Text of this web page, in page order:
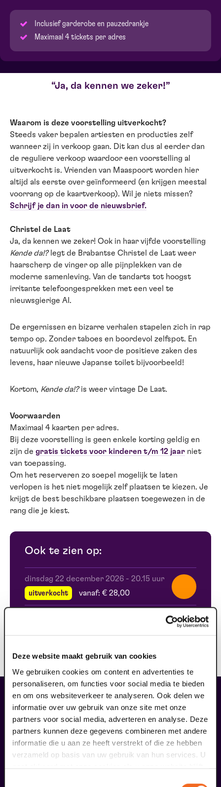
Deze website maakt gebruik van cookies
We gebruiken cookies om content en advertenties te
personaliseren, om functies voor social media te bieden
en om ons websiteverkeer te analyseren. Ook delen we
informatie over uw gebruik van onze site met onze
partners voor social media, adverteren en analyse. Deze
partners kunnen deze gegevens combineren met andere
informatie die u aan ze heeft verstrekt of die ze hebben
verzameld op basis van uw gebruik van hun services. U
gaat akkoord met onze cookies als u onze website blijft
Inclusief garderobe en pauzedrankje
Maximaal 4 tickets per adres
Ja, da kennen we zeker!
Waarom is deze voorstelling uitverkocht?
Steeds vaker bepalen artiesten en producties zelf
wanneer zij in verkoop gaan. Dit kan dus al eerder dan
de reguliere verkoop waardoor een voorstelling al
uitverkocht is. Vrienden van Maaspoort worden hier
altijd als eerste over geïnformeerd (en krijgen meestal
voorrang op de kaartverkoop). Wil je niets missen?
Schrijf je dan in voor de nieuwsbrief.
Christel de Laat
Ja, da kennen we zeker! Ook in haar vijfde voorstelling
Kende da!?legt de Brabantse Christel de Laat weer
haarscherp de vinger op alle pijnplekken van de
moderne samenleving. Van de tandarts tot hoogst
irritante telefoongesprekken met een veel te
nieuwsgierige AI.
De ergernissen en bizarre verhalen stapelen zich in rap
tempo op. Zonder taboes en boordevol zelfspot. En
natuurlijk ook aandacht voor de positieve zaken des
levens, haar nieuwe Japanse toilet bijvoorbeeld!
Kortom, Kende da!?is weer vintage De Laat.
Voorwaarden
Maximaal 4 kaarten per adres.
Bij deze voorstelling is geen enkele korting geldig en
zijn de gratis tickets voor kinderen t/m 12 jaar niet
van toepassing.
Om het reserveren zo soepel mogelijk te laten
verlopen is het niet mogelijk zelf plaatsen te kiezen. Je
krijgt de best beschikbare plaatsen toegewezen in de
rang die je kiest.
Ook te zien op:
dinsdag 22 december 2026 - 20.15 uur
uitverkocht
vanaf: € 28,00
maak jouw bezoek compleet